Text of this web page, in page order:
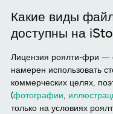
Какие виды
доступны на
Лицензия роялти-фри —
намерен использовать
коммерческих целях,
(фотографии
только на условиях